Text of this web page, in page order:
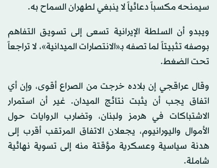
سيمنحه مكسباً دعائياً لا ينبغي لطهران السماح به.
ويبدو أن السلطة الإيرانية تسعى إلى تسويق التفاهم
بوصفه تثبيتاً لما تصفه بـ«الانتصارات الميدانية»، لا تراجعاً
تحت الضغط.
وقال عراقجي إن بلاده خرجت من الصراع أقوى، وإن أي
اتفاق يجب أن يثبت نتائج الميدان. غير أن استمرار
الاشتباكات في هرمز ولبنان، وتضارب الروايات حول
الأموال واليورانيوم، يجعلان الاتفاق المرتقب أقرب إلى
هدنة سياسية وعسكرية مؤقتة منه إلى تسوية نهائية
شاملة.